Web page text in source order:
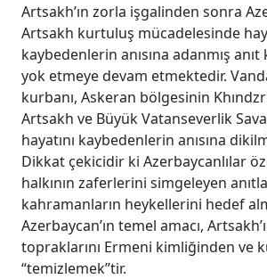
Artsakh’ın zorla işgalinden sonra
Artsakh kurtuluş mücadelesinde
kaybedenlerin anısına adanmış
yok etmeye devam etmektedir.
kurbanı, Askeran bölgesinin
Artsakh ve Büyük Vatanseverlik
hayatını kaybedenlerin anısına
Dikkat çekicidir ki Azerbaycanlılar
halkının zaferlerini simgeleyen
kahramanların heykellerini hedef
Azerbaycan’ın temel amacı,
topraklarını Ermeni kimliğinden ve
“temizlemek”tir.